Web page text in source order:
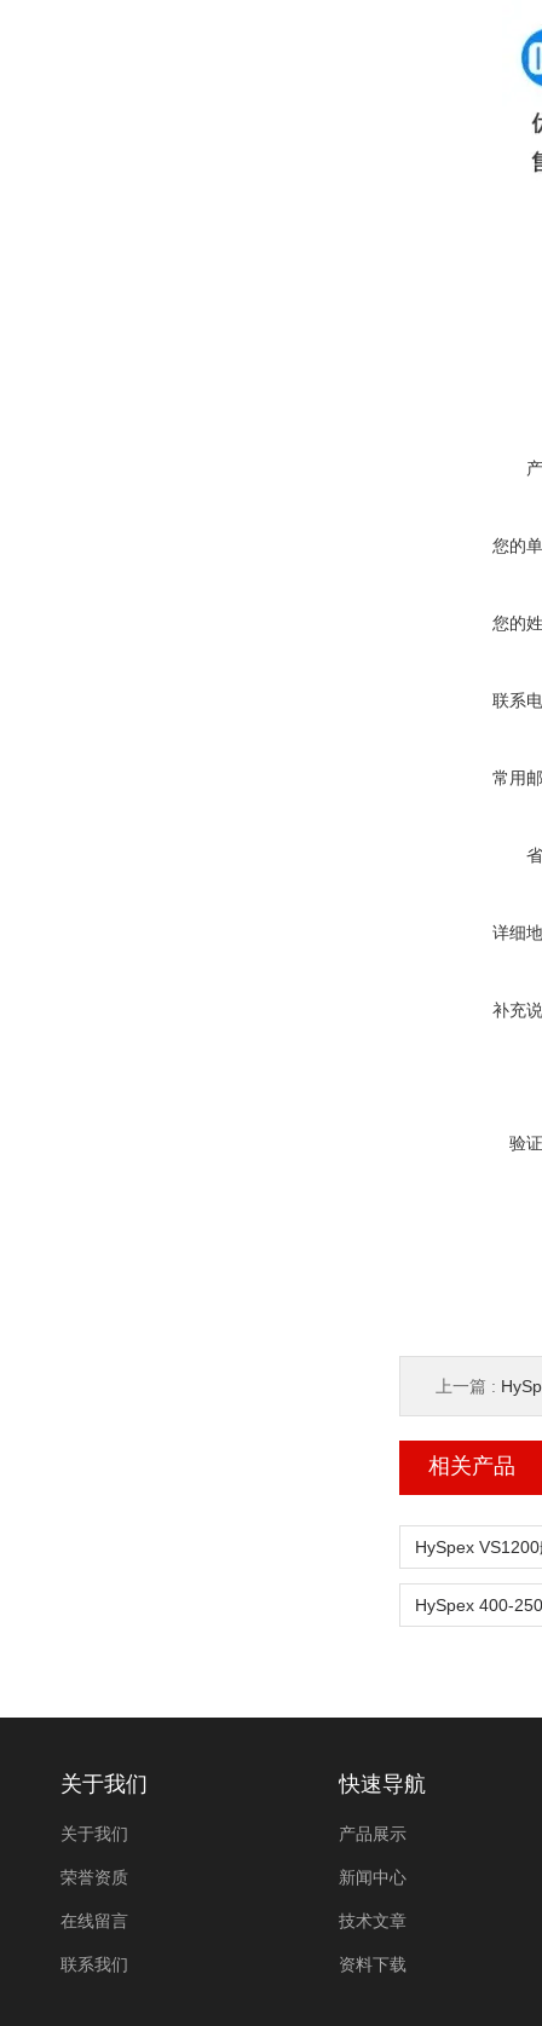
您的
您的
联系
常用
详细
补充
验
上一篇 :
相关产品
关于我们
关于我们
荣誉资质
在线留言
联系我们
快速导航
产品展示
新闻中心
技术文章
资料下载